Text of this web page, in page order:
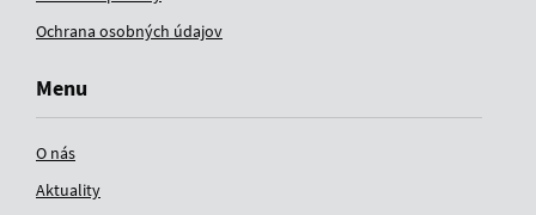
Ochrana osobných údajov
Menu
O nás
Aktuality